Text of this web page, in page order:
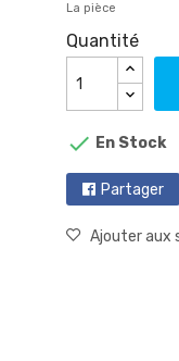
La pièce
Quantité
 En Stock
Partager
Ajouter aux